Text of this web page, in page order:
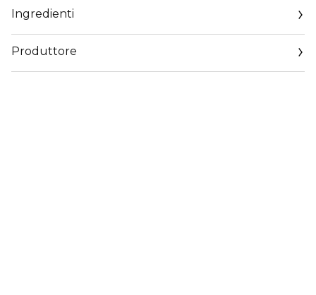
italiani: Achillea idratante e lenitiva e Viola Tricolore
equilibrante e rigenerante. Contiene inoltre un fermentato
di Salice Bianco, ricco di prebiotici naturali derivanti da
Cicoria e Soia, che rispetta il microbioma della pelle
Ingredienti
Produttore